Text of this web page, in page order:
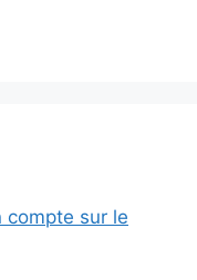
compte sur le